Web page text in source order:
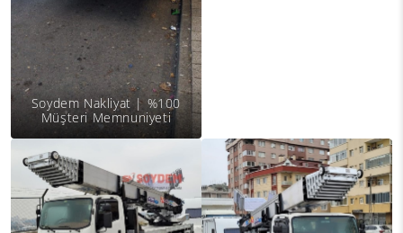
Soydem Nakliyat | %100
Müşteri Memnuniyeti